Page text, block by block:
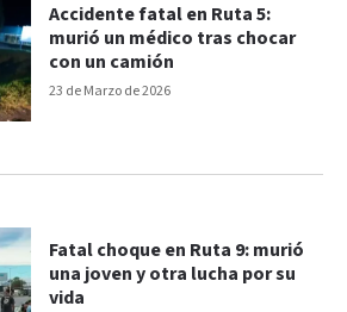
23 de Marzo de 2026
Accidente fatal en Ruta 5:
murió un médico tras chocar
con un camión
Fatal choque en Ruta 9: murió
una joven y otra lucha por su
vida